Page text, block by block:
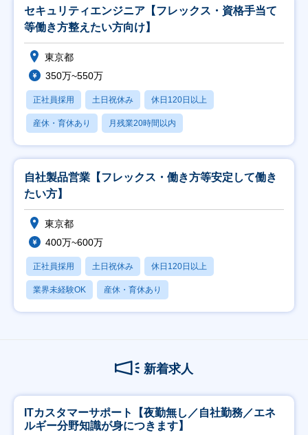
セキュリティエンジニア【フレックス・資格手当て
等働き方整えたい方向け】
東京都
350万~550万
正社員採用 土日祝休み 休日120日以上
産休・育休あり 月残業20時間以内
自社製品営業【フレックス・働き方等安定して働き
たい方】
東京都
400万~600万
正社員採用 土日祝休み 休日120日以上
業界未経験OK 産休・育休あり
新着求人
ITカスタマーサポート【夜勤無し／自社勤務／エネ
ルギー分野知識が身につきます】